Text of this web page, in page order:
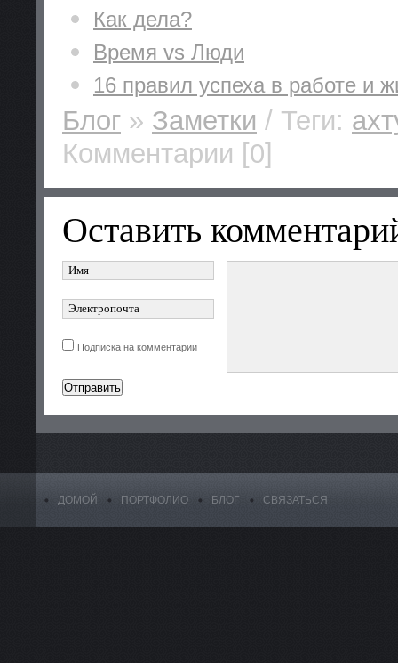
Как дела?
Время vs Люди
16 правил успеха в работе и
Блог » Заметки / Теги:
Комментарии [0]
Оставить
Подписка на комментарии
ДОМОЙ ПОРТФОЛИО БЛОГ СВЯЗАТЬСЯ